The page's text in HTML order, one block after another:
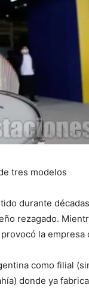
tres modelos
durante
rezagado.
la empresa
como filial
donde ya